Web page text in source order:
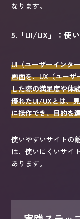
なります。
5.「UI/UX」：使
UI（ユーザーインタ
画面を、UX（ユーザ
した際の満足度や体
優れたUI/UXとは、
に操作でき、目的を
使いやすいサイトの
は、使いにくいサイ
あります。